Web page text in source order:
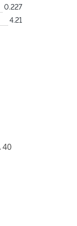
0.227
4.21
40